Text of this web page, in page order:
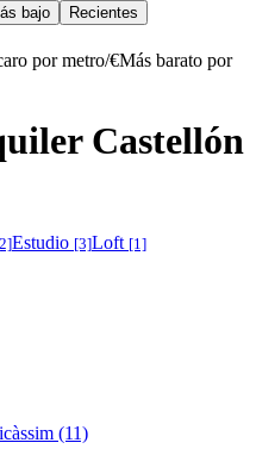
bajo
Recientes
por metro/€Más barato por
Castellón
Estudio [3]Loft [1]
(11)